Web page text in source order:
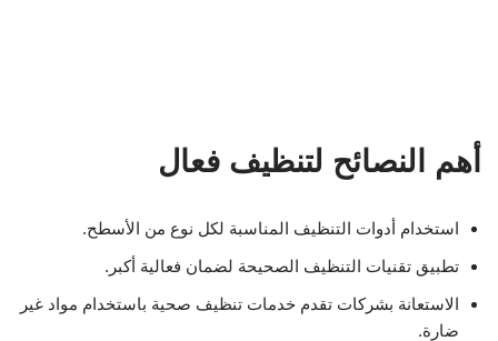
أهم النصائح لتنظيف فعال
استخدام أدوات التنظيف المناسبة لكل نوع من الأسطح.
تطبيق تقنيات التنظيف الصحيحة لضمان فعالية أكبر.
الاستعانة بشركات تقدم خدمات تنظيف صحية باستخدام مواد غير
ضارة.